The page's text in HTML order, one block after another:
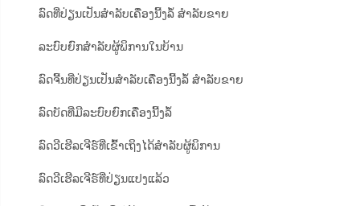
ລົດທີ່ປ່ຽນເປັນສຳລັບເຄື່ອງນີ້ງລໍ້ ສຳລັບຂາຍ
ລະບົບຍົກສຳລັບຜູ້ພິການໃນບ້ານ
ລົດຈີ້ນທີ່ປ່ຽນເປັນສຳລັບເຄື່ອງນີ້ງລໍ້ ສຳລັບຂາຍ
ລົດບັດທີ່ມີລະບົບຍົກເຄື່ອງນີ້ງລໍ້
ລົດວີເຮີລເຈີຣ໌ທີ່ເຂົ້າເຖິງໄດ້ສຳລັບຜູ້ພິການ
ລົດວີເຮີລເຈີຣ໌ທີ່ປ່ຽນແປງແລ້ວ